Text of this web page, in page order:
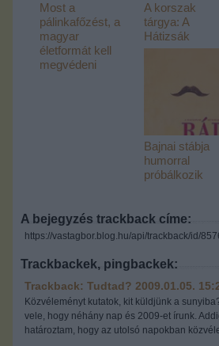
Most a
pálinkafőzést, a
magyar
életformát kell
megvédeni
A korszak
tárgya: A
Hátizsák
Bajnai stábja
humorral
próbálkozik
A bejegyzés trackback címe:
https://vastagbor.blog.hu/api/trackback/id/
Trackbackek, pingbackek:
Trackback: Tudtad? 2009.01.05.
Közvéleményt kutatok, kit küldjünk a
vele, hogy néhány nap és 2009-et írunk.
határoztam, hogy az utolsó napokban